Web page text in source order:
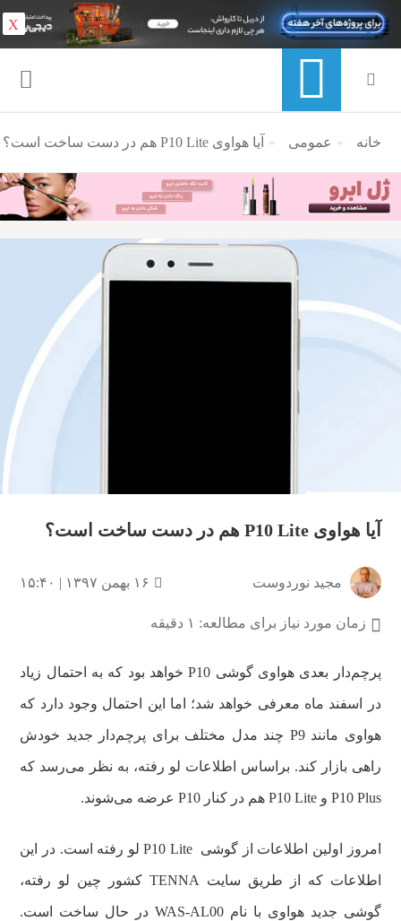
منوی ناوبری خرده نان
خانه عمومی آیا هواوی P10 Lite هم در دست ساخت است؟
آیا هواوی P10 Lite هم در دست ساخت است؟
مجید نوردوست ۱۶ بهمن ۱۳۹۷ | ۱۵:۴۰
زمان مورد نیاز برای مطالعه: ۱ دقیقه
پرچم‌دار بعدی هواوی گوشی P10 خواهد بود که به احتمال زیاد
در اسفند ماه معرفی خواهد شد؛ اما این احتمال وجود دارد که
هواوی مانند P9 چند مدل مختلف برای پرچم‌دار جدید خودش
راهی بازار کند. براساس اطلاعات لو رفته، به نظر می‌رسد که
P10 Plus و P10 Lite هم در کنار P10 عرضه می‌شوند.
امروز اولین اطلاعات از گوشی P10 Lite لو رفته است. در این
اطلاعات که از طریق سایت TENNA کشور چین لو رفته،
گوشی جدید هواوی با نام WAS-AL00 در حال ساخت است.
X